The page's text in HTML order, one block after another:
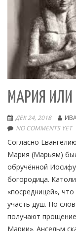
МАРИЯ
ДЕК 24, 2018
NO COMMENTS YET
Согласно
Мария (Марьям)
обручённой
богородица.
«посредницей»,
участь душ. По
получают
Марии». Ансельм